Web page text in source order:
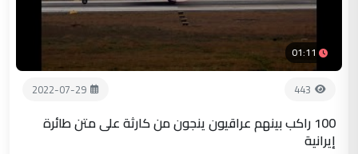
01:11
443
2022-07-29
100 راكب بينهم عراقيون ينجون من كارثة على متن طائرة
إيرانية